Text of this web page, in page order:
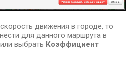
движения в городе, то
для данного маршрута в
или выбрать Коэффициент